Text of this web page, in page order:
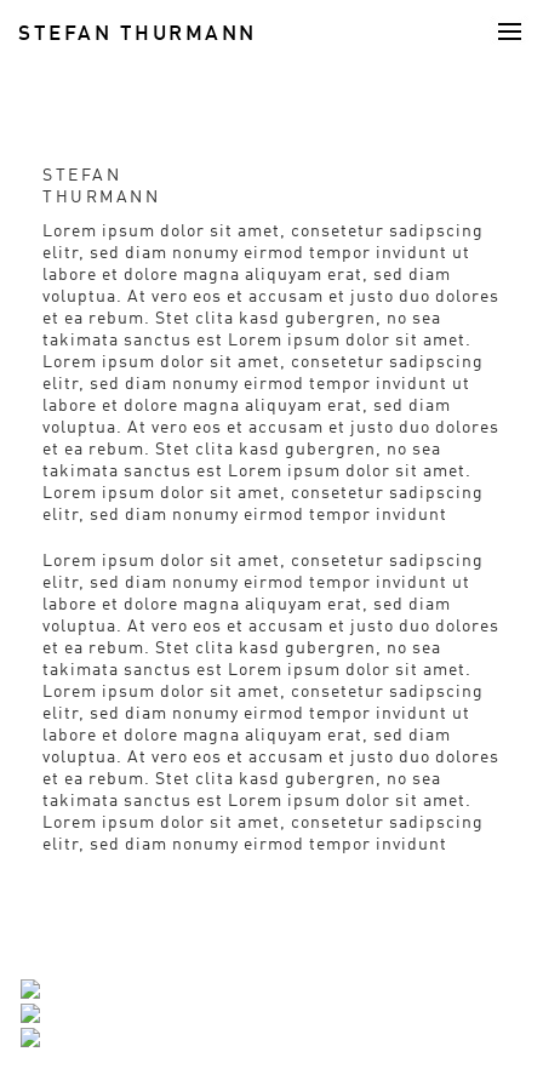
STEFAN THURMANN
FOOD
STEFAN
THURMANN
Lorem ipsum dolor sit amet, consetetur sadipscing
elitr, sed diam nonumy eirmod tempor invidunt ut
labore et dolore magna aliquyam erat, sed diam
voluptua. At vero eos et accusam et justo duo dolores
et ea rebum. Stet clita kasd gubergren, no sea
takimata sanctus est Lorem ipsum dolor sit amet.
Lorem ipsum dolor sit amet, consetetur sadipscing
elitr, sed diam nonumy eirmod tempor invidunt ut
labore et dolore magna aliquyam erat, sed diam
voluptua. At vero eos et accusam et justo duo dolores
et ea rebum. Stet clita kasd gubergren, no sea
takimata sanctus est Lorem ipsum dolor sit amet.
Lorem ipsum dolor sit amet, consetetur sadipscing
elitr, sed diam nonumy eirmod tempor invidunt
Lorem ipsum dolor sit amet, consetetur sadipscing
elitr, sed diam nonumy eirmod tempor invidunt ut
labore et dolore magna aliquyam erat, sed diam
voluptua. At vero eos et accusam et justo duo dolores
et ea rebum. Stet clita kasd gubergren, no sea
takimata sanctus est Lorem ipsum dolor sit amet.
Lorem ipsum dolor sit amet, consetetur sadipscing
elitr, sed diam nonumy eirmod tempor invidunt ut
labore et dolore magna aliquyam erat, sed diam
voluptua. At vero eos et accusam et justo duo dolores
et ea rebum. Stet clita kasd gubergren, no sea
takimata sanctus est Lorem ipsum dolor sit amet.
Lorem ipsum dolor sit amet, consetetur sadipscing
elitr, sed diam nonumy eirmod tempor invidunt